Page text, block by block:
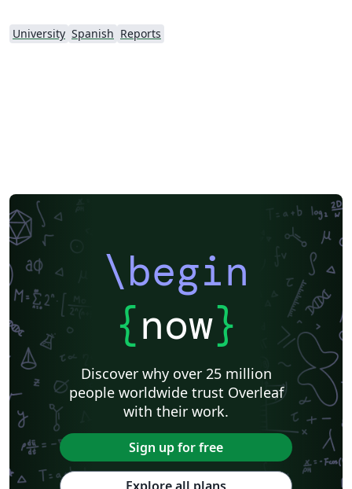
University Spanish Reports
\begin
{now}
Discover why over 25 million
people worldwide trust Overleaf
with their work.
Sign up for free